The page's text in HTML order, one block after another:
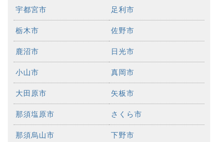
宇都宮市 足利市
栃木市 佐野市
鹿沼市 日光市
小山市 真岡市
大田原市 矢板市
那須塩原市 さくら市
那須烏山市 下野市